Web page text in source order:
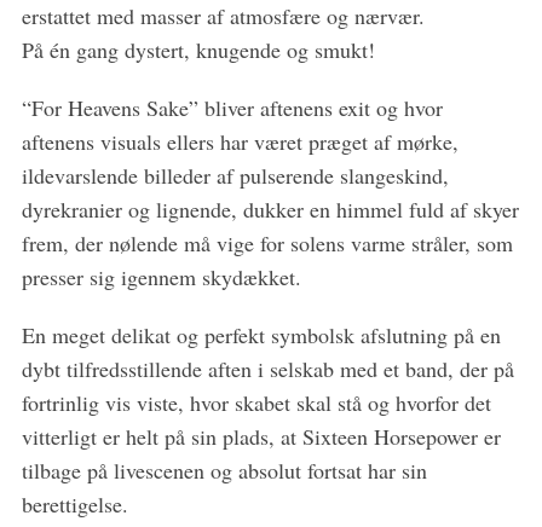
erstattet med masser af atmosfære og nærvær.
På én gang dystert, knugende og smukt!
“For Heavens Sake” bliver aftenens exit og hvor
aftenens visuals ellers har været præget af mørke,
ildevarslende billeder af pulserende slangeskind,
dyrekranier og lignende, dukker en himmel fuld af skyer
frem, der nølende må vige for solens varme stråler, som
presser sig igennem skydækket.
En meget delikat og perfekt symbolsk afslutning på en
dybt tilfredsstillende aften i selskab med et band, der på
fortrinlig vis viste, hvor skabet skal stå og hvorfor det
vitterligt er helt på sin plads, at Sixteen Horsepower er
tilbage på livescenen og absolut fortsat har sin
berettigelse.